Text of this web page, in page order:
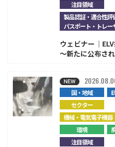
注目領域
製品認証・適合性評
パスポート・トレー
ウェビナー｜
～新たに公布さ
国・地域
セクター
機械・電気電子機器
環境
注目領域